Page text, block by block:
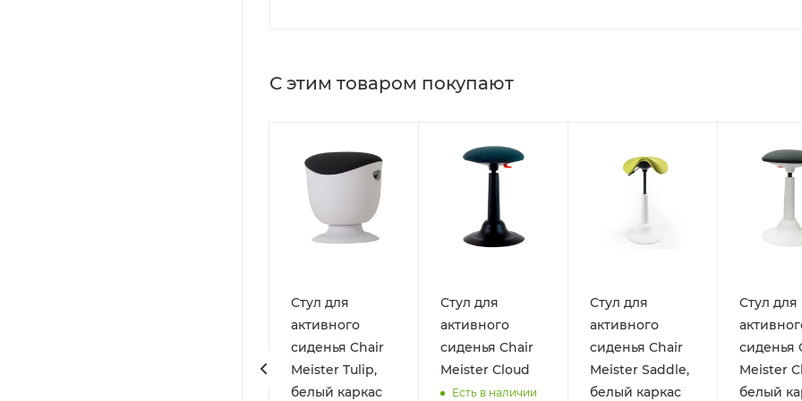
С этим товаром покупают
Стул для
активного
сиденья Chair
Meister Tulip,
белый каркас
Стул для
активного
сиденья Chair
Meister Cloud
Есть в наличии
Стул для
активного
сиденья Chair
Meister Saddle,
белый каркас
Стул для
сиденья
Meister
белый